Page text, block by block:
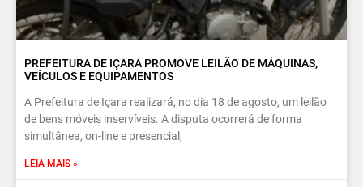
PREFEITURA DE IÇARA PROMOVE LEILÃO DE MÁQUINAS,
VEÍCULOS E EQUIPAMENTOS
A Prefeitura de Içara realizará, no dia 18 de agosto, um leilão
de bens móveis inservíveis. A disputa ocorrerá de forma
simultânea, on-line e presencial,
LEIA MAIS »